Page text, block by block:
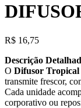
R$ 16,75
Descrição
O Difusor Tropical
transmite frescor,
Cada unidade
corporativo ou